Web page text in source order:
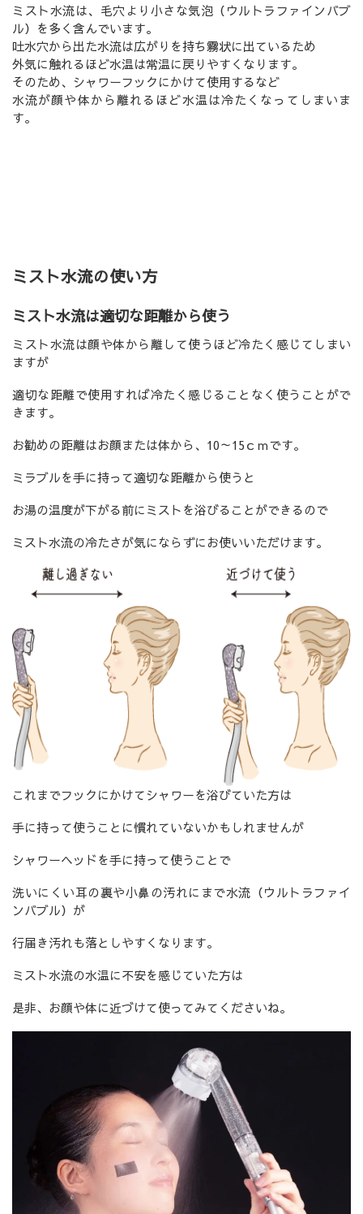
ミスト水流は、毛穴より小さな気泡（ウルトラファインバブ
ル）を多く含んでいます。
吐水穴から出た水流は広がりを持ち霧状に出ているため
外気に触れるほど水温は常温に戻りやすくなります。
そのため、シャワーフックにかけて使用するなど
水流が顔や体から離れるほど水温は冷たくなってしまいま
す。
ミスト水流の使い方
ミスト水流は適切な距離から使う
ミスト水流は顔や体から離して使うほど冷たく感じてしまい
ますが
適切な距離で使用すれば冷たく感じることなく使うことがで
きます。
お勧めの距離はお顔または体から、10～15ｃｍです。
ミラブルを手に持って適切な距離から使うと
お湯の温度が下がる前にミストを浴びることができるので
ミスト水流の冷たさが気にならずにお使いいただけます。
これまでフックにかけてシャワーを浴びていた方は
手に持って使うことに慣れていないかもしれませんが
シャワーヘッドを手に持って使うことで
洗いにくい耳の裏や小鼻の汚れにまで水流（ウルトラファイ
ンバブル）が
行届き汚れも落としやすくなります。
ミスト水流の水温に不安を感じていた方は
是非、お顔や体に近づけて使ってみてくださいね。